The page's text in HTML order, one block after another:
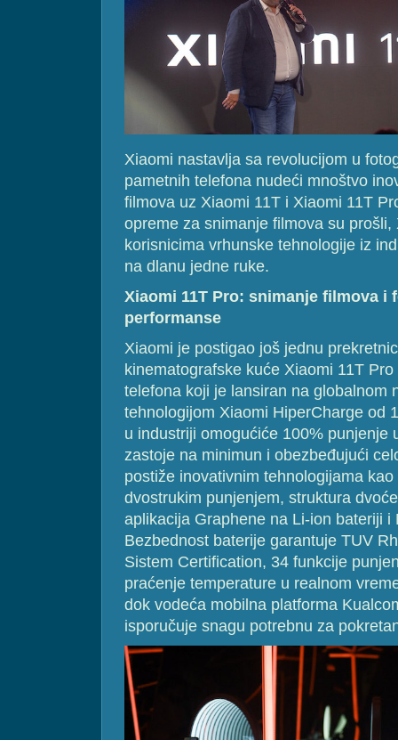
Xiaomi nastavlja sa revolucijom u
pametnih telefona nudeći mnoštvo
filmova uz Xiaomi 11T i Xiaomi 11T
opreme za snimanje filmova su prošli,
korisnicima vrhunske tehnologije iz
na dlanu jedne ruke.
Xiaomi 11T Pro: snimanje filmova i
performanse
Xiaomi je postigao još jednu
kinematografske kuće Xiaomi 11T
telefona koji je lansiran na globalnom
tehnologijom Xiaomi HiperCharge od
u industriji omogućiće 100% punjenje
zastoje na minimun i obezbeđujući
postiže inovativnim tehnologijama
dvostrukim punjenjem, struktura
aplikacija Graphene na Li-ion bateriji i
Bezbednost baterije garantuje TUV
Sistem Certification, 34 funkcije
praćenje temperature u realnom
dok vodeća mobilna platforma
isporučuje snagu potrebnu za